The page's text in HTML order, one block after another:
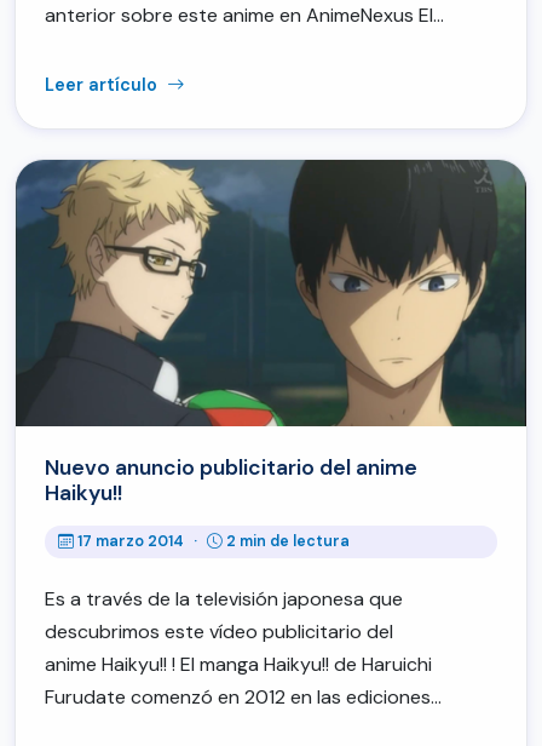
anterior sobre este anime en AnimeNexus El…
Leer artículo
Nuevo anuncio publicitario del anime
Haikyu!!
17 marzo 2014 · 2 min de lectura
Es a través de la televisión japonesa que
descubrimos este vídeo publicitario del
anime Haikyu!! ! El manga Haikyu!! de Haruichi
Furudate comenzó en 2012 en las ediciones…